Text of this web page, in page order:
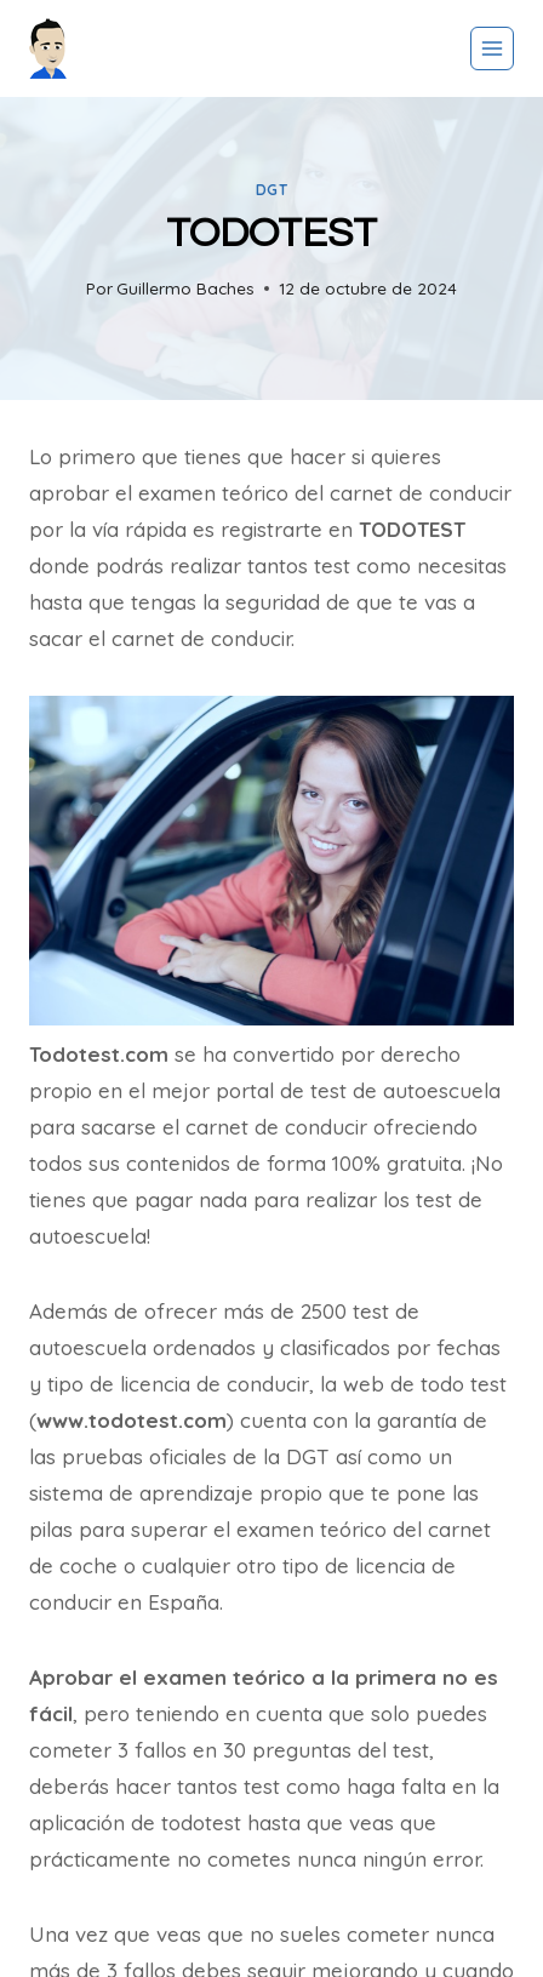
Saltar
DGT
TODOTEST
PorGuillermo Baches 12 de octubre de 2024
Lo primero que tienes que hacer si quieres
aprobar el examen teórico del carnet de conducir
por la vía rápida es registrarte en TODOTEST
donde podrás realizar tantos test como necesitas
hasta que tengas la seguridad de que te vas a
sacar el carnet de conducir.
Todotest.com se ha convertido por derecho
propio en el mejor portal de test de autoescuela
para sacarse el carnet de conducir ofreciendo
todos sus contenidos de forma 100% gratuita. ¡No
tienes que pagar nada para realizar los test de
autoescuela!
Además de ofrecer más de 2500 test de
autoescuela ordenados y clasificados por fechas
y tipo de licencia de conducir, la web de todo test
(www.todotest.com) cuenta con la garantía de
las pruebas oficiales de la DGT así como un
sistema de aprendizaje propio que te pone las
pilas para superar el examen teórico del carnet
de coche o cualquier otro tipo de licencia de
conducir en España.
Aprobar el examen teórico a la primera no es
fácil, pero teniendo en cuenta que solo puedes
cometer 3 fallos en 30 preguntas del test,
deberás hacer tantos test como haga falta en la
aplicación de todotest hasta que veas que
prácticamente no cometes nunca ningún error.
Una vez que veas que no sueles cometer nunca
más de 3 fallos debes seguir mejorando y cuando